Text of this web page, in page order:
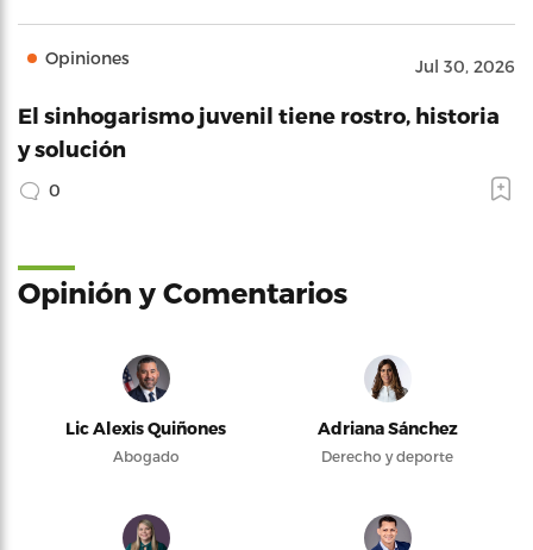
Opiniones Jul 30, 2026
El sinhogarismo juvenil tiene rostro, historia
y solución
0
Opinión y Comentarios
Lic Alexis Quiñones
Abogado
Adriana Sánchez
Derecho y deporte